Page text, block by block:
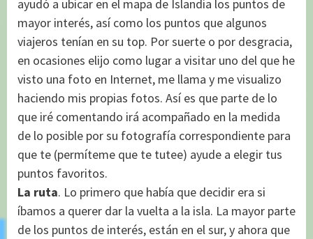
ayudó a ubicar en el mapa de Islandia los puntos de
mayor interés, así como los puntos que algunos
viajeros tenían en su top. Por suerte o por desgracia,
en ocasiones elijo como lugar a visitar uno del que he
visto una foto en Internet, me llama y me visualizo
haciendo mis propias fotos. Así es que parte de lo
que iré comentando irá acompañado en la medida
de lo posible por su fotografía correspondiente para
que te (permíteme que te tutee) ayude a elegir tus
puntos favoritos.
La ruta. Lo primero que había que decidir era si
íbamos a querer dar la vuelta a la isla. La mayor parte
de los puntos de interés, están en el sur, y ahora que